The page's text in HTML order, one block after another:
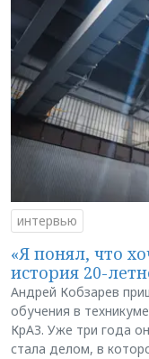
интервью
«Я понял, что
история 20-
Андрей Кобзарев
обучения в
КрАЗ. Уже три года
стала делом, в